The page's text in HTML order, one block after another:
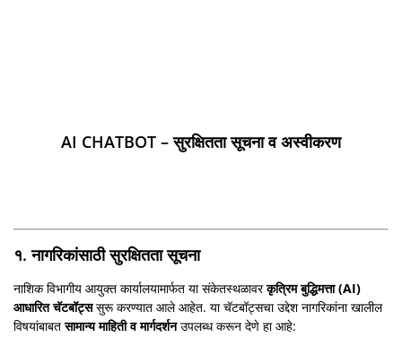
AI CHATBOT – सुरक्षितता सूचना व अस्वीकरण
१. नागरिकांसाठी सुरक्षितता सूचना
नाशिक विभागीय आयुक्त कार्यालयामार्फत या संकेतस्थळावरकृत्रिम बुद्धिमत्ता (AI)
आधारित चॅटबॉट्ससुरू करण्यात आले आहेत. या चॅटबॉट्सचा उद्देश नागरिकांना खालील
विषयांबाबतसामान्य माहिती व मार्गदर्शनउपलब्ध करून देणे हा आहे: